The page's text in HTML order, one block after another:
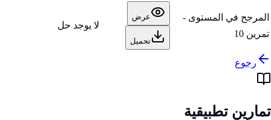
المرجح في المستوى -
تمرين 10
عرض
تحميل
لا يوجد حل
رجوع
تمارين تطبيقية